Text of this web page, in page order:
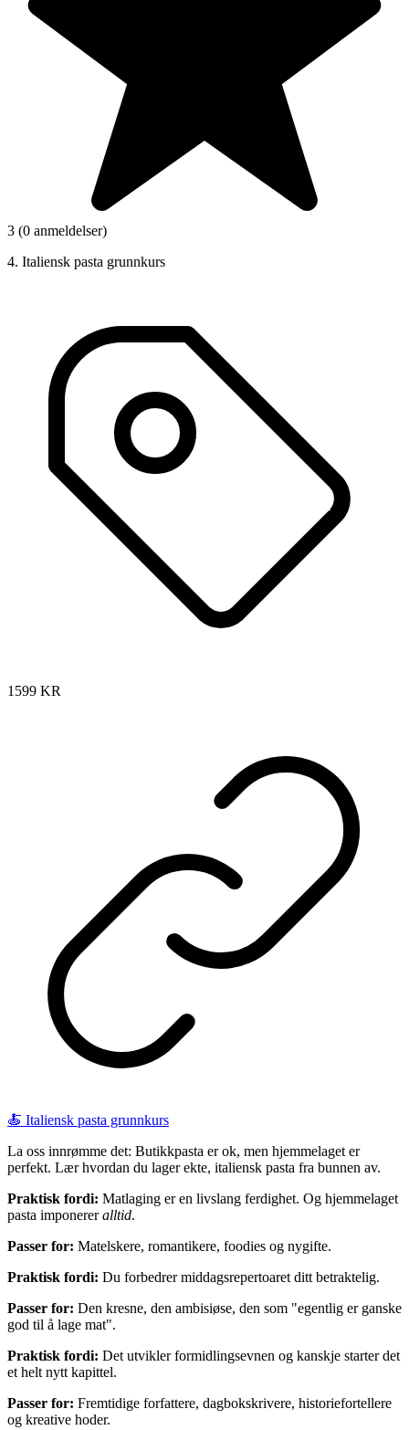
3 (0 anmeldelser)
4. Italiensk pasta grunnkurs
1599 KR
🍝 Italiensk pasta grunnkurs
La oss innrømme det: Butikkpasta er ok, men hjemmelaget er
perfekt. Lær hvordan du lager ekte, italiensk pasta fra bunnen av.
Praktisk fordi: Matlaging er en livslang ferdighet. Og hjemmelaget
pasta imponereralltid.
Passer for: Matelskere, romantikere, foodies og nygifte.
Praktisk fordi: Du forbedrer middagsrepertoaret ditt betraktelig.
Passer for: Den kresne, den ambisiøse, den som "egentlig er ganske
god til å lage mat".
Praktisk fordi: Det utvikler formidlingsevnen og kanskje starter det
et helt nytt kapittel.
Passer for: Fremtidige forfattere, dagbokskrivere, historiefortellere
og kreative hoder.